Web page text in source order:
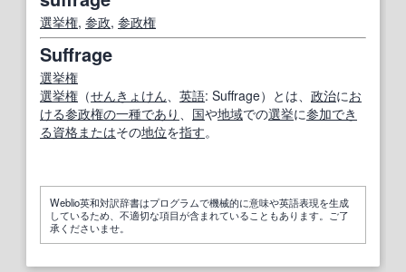
選挙権, 参政, 参政権
Suffrage
選挙権
選挙権 （せんきょけん、 英語: Suffrage）とは、 政治にお
ける参政権の一種であり 、 国や地域での選挙に参加でき
る資格またはその地位を指す。
Weblio英和対訳辞書はプログラムで機械的に意味や英語表現を生成
しているため、不適切な項目が含まれていることもあります。ご了
承くださいませ。